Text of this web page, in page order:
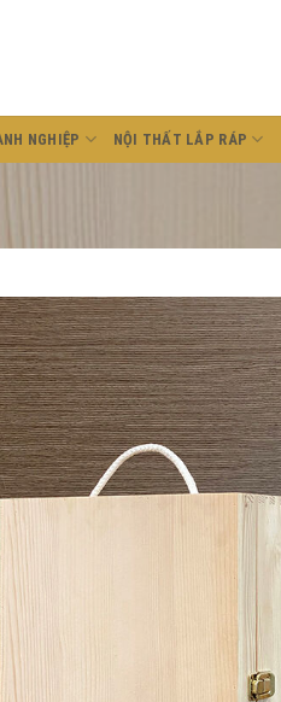
NGHIỆP NỘI THẤT LẮP RÁP